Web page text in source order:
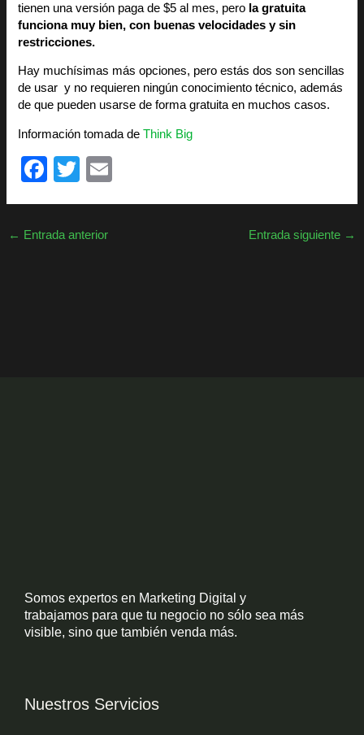
tienen una versión paga de $5 al mes, pero la gratuita
funciona muy bien, con buenas velocidades y sin
restricciones.
Hay muchísimas más opciones, pero estás dos son sencillas
de usar y no requieren ningún conocimiento técnico, además
de que pueden usarse de forma gratuita en muchos casos.
Información tomada deThink Big
F
e
T
er
← Entrada anterior Entrada siguiente →
Nuestros Servicios
Somos expertos en Marketing Digital y
trabajamos para que tu negocio no sólo sea más
visible, sino que también venda más.